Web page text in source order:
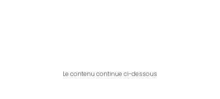
Le contenu continue ci-dessous